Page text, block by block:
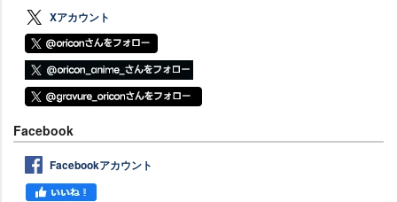
Xアカウント
Facebook
Facebookアカウント